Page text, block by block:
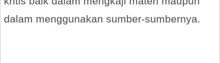
dalam menggunakan sumber-sumbernya.